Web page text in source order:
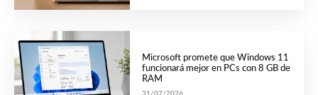
Microsoft promete que Windows 11
funcionará mejor en PCs con 8 GB de
RAM
31/07/2026